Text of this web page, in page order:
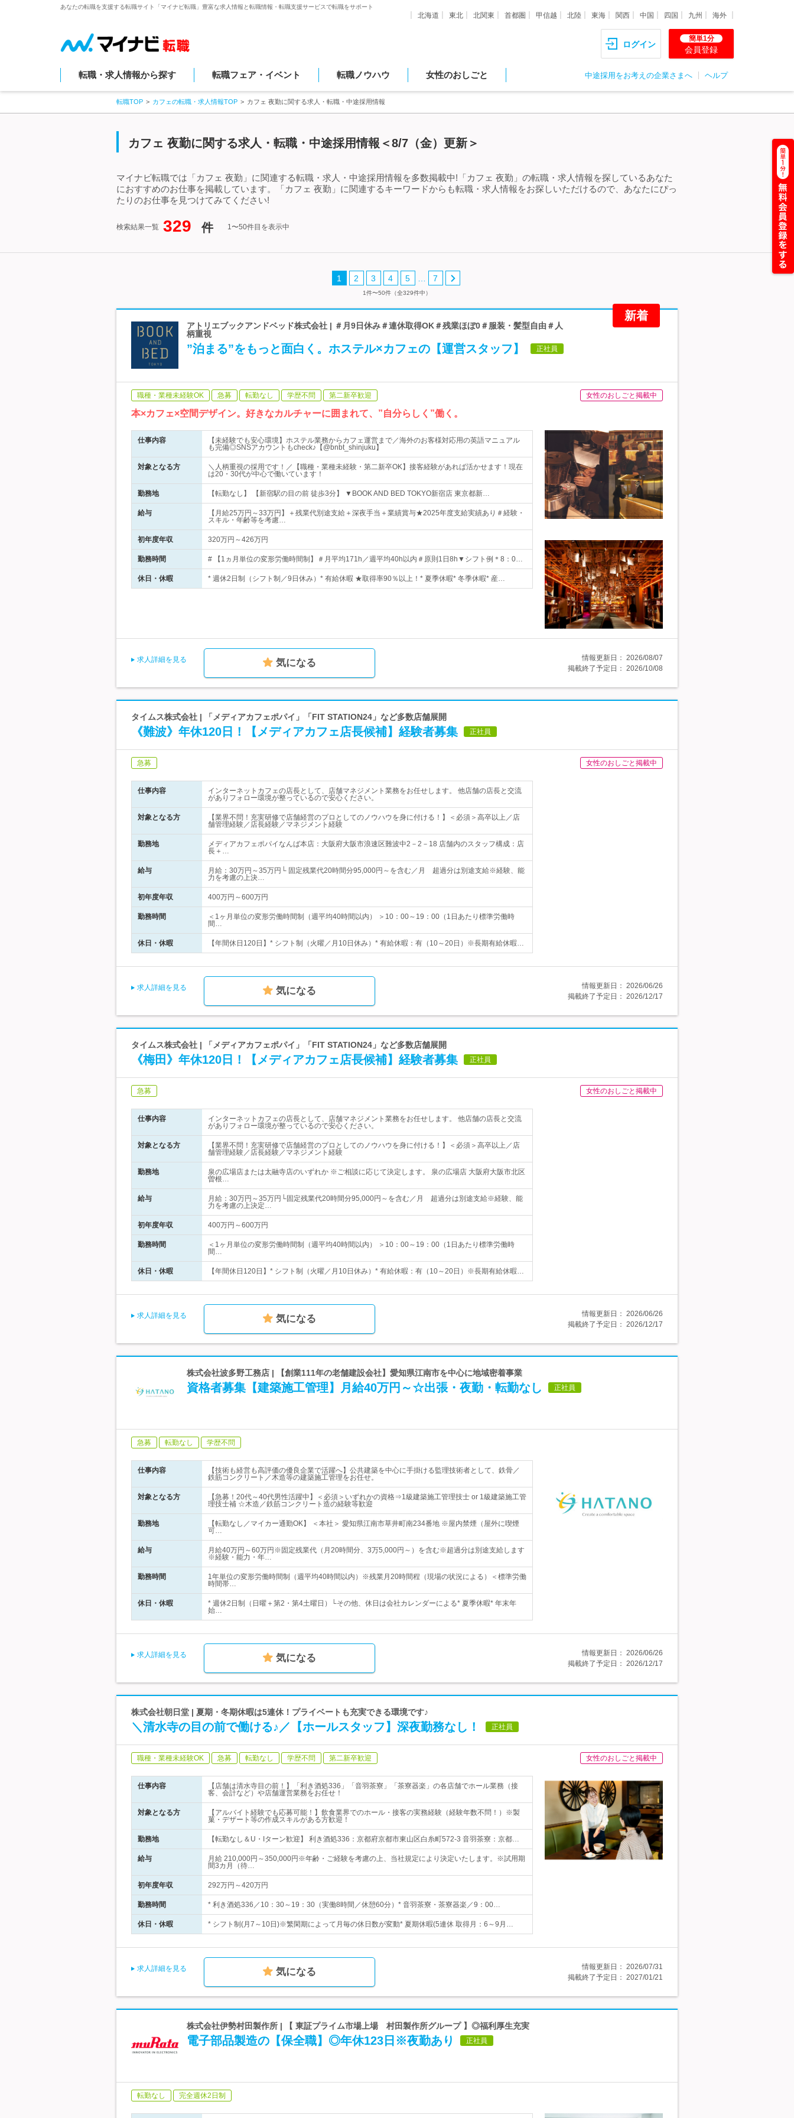
あなたの転職を支援する転職サイト「マイナビ転職」豊富な求人情報と転職情報・転職支援サービスで転職をサポート
北海道 東北 北関東 首都圏 甲信越 北陸 東海 関西 中国 四国 九州 海外
ログイン
簡単1分
会員登録
転職・求人情報から探す 転職フェア・イベント 転職ノウハウ 女性のおしごと 中途採用をお考えの企業さまへ ヘルプ
転職TOP カフェの転職・求人情報TOP カフェ 夜勤に関する求人・転職・中途採用情報
カフェ 夜勤に関する求人・転職・中途採用情報＜8/7（金）更新＞
マイナビ転職では「カフェ 夜勤」に関連する転職・求人・中途採用情報を多数掲載中!「カフェ 夜勤」の転職・求人情報を探しているあなた
におすすめのお仕事を掲載しています。「カフェ 夜勤」に関連するキーワードからも転職・求人情報をお探しいただけるので、あなたにぴっ
たりのお仕事を見つけてみてください!
検索結果一覧 329 件 1〜50件目を表示中
1 2 3 4 5 7
1件〜50件（全329件中）
新着
アトリエブックアンドベッド株式会社 | ＃月9日休み＃連休取得OK＃残業ほぼ0＃服装・髪型自由＃人
柄重視
”泊まる”をもっと面白く。ホステル×カフェの【運営スタッフ】 正社員
職種・業種未経験OK 急募 転勤なし 学歴不問 第二新卒歓迎 女性のおしごと掲載中
本×カフェ×空間デザイン。好きなカルチャーに囲まれて、”自分らしく”働く。
仕事内容
【未経験でも安心環境】ホステル業務からカフェ運営まで／海外のお客様対応用の英語マニュアル
も完備◎SNSアカウントもcheck♪【@bnbt_shinjuku】
対象となる方
＼人柄重視の採用です！／【職種・業種未経験・第二新卒OK】接客経験があれば活かせます！現在
は20・30代が中心で働いています！
勤務地 【転勤なし】 【新宿駅の目の前 徒歩3分】 ▼BOOK AND BED TOKYO新宿店 東京都新…
給与
【月給25万円～33万円】＋残業代別途支給＋深夜手当＋業績賞与★2025年度支給実績あり＃経験・
スキル・年齢等を考慮…
初年度年収 320万円～426万円
勤務時間 # 【1ヵ月単位の変形労働時間制】＃月平均171h／週平均40h以内＃原則1日8h▼シフト例＊8：0…
休日・休暇 * 週休2日制（シフト制／9日休み）* 有給休暇 ★取得率90％以上！* 夏季休暇* 冬季休暇* 産…
求人詳細を見る 気になる 情報更新日： 2026/08/07
掲載終了予定日： 2026/10/08
タイムス株式会社 | 「メディアカフェポパイ」「FIT STATION24」など多数店舗展開
《難波》年休120日！【メディアカフェ店長候補】経験者募集 正社員
急募 女性のおしごと掲載中
仕事内容
インターネットカフェの店長として、店舗マネジメント業務をお任せします。 他店舗の店長と交流
がありフォロー環境が整っているので安心ください。
対象となる方
【業界不問！充実研修で店舗経営のプロとしてのノウハウを身に付ける！】＜必須＞高卒以上／店
舗管理経験／店長経験／マネジメント経験
勤務地
メディアカフェポパイなんば本店：大阪府大阪市浪速区難波中2－2－18 店舗内のスタッフ構成：店
長＋…
給与
月給：30万円～35万円└ 固定残業代20時間分95,000円～を含む／月 超過分は別途支給※経験、能
力を考慮の上決…
初年度年収 400万円～600万円
勤務時間
＜1ヶ月単位の変形労働時間制（週平均40時間以内） ＞10：00～19：00（1日あたり標準労働時
間…
休日・休暇 【年間休日120日】* シフト制（火曜／月10日休み）* 有給休暇：有（10～20日）※長期有給休暇…
求人詳細を見る 気になる 情報更新日： 2026/06/26
掲載終了予定日： 2026/12/17
タイムス株式会社 | 「メディアカフェポパイ」「FIT STATION24」など多数店舗展開
《梅田》年休120日！【メディアカフェ店長候補】経験者募集 正社員
急募 女性のおしごと掲載中
仕事内容
インターネットカフェの店長として、店舗マネジメント業務をお任せします。 他店舗の店長と交流
がありフォロー環境が整っているので安心ください。
対象となる方
【業界不問！充実研修で店舗経営のプロとしてのノウハウを身に付ける！】＜必須＞高卒以上／店
舗管理経験／店長経験／マネジメント経験
勤務地
泉の広場店または太融寺店のいずれか ※ご相談に応じて決定します。 泉の広場店 大阪府大阪市北区
曽根…
給与
月給：30万円～35万円└固定残業代20時間分95,000円～を含む／月 超過分は別途支給※経験、能
力を考慮の上決定…
初年度年収 400万円～600万円
勤務時間
＜1ヶ月単位の変形労働時間制（週平均40時間以内） ＞10：00～19：00（1日あたり標準労働時
間…
休日・休暇 【年間休日120日】* シフト制（火曜／月10日休み）* 有給休暇：有（10～20日）※長期有給休暇…
求人詳細を見る 気になる 情報更新日： 2026/06/26
掲載終了予定日： 2026/12/17
株式会社波多野工務店 | 【創業111年の老舗建設会社】愛知県江南市を中心に地域密着事業
資格者募集【建築施工管理】月給40万円～☆出張・夜勤・転勤なし 正社員
急募 転勤なし 学歴不問
仕事内容
【技術も経営も高評価の優良企業で活躍へ】公共建築を中心に手掛ける監理技術者として、鉄骨／
鉄筋コンクリート／木造等の建築施工管理をお任せ。
対象となる方
【急募！20代～40代男性活躍中】＜必須＞いずれかの資格⇒1級建築施工管理技士 or 1級建築施工管
理技士補 ☆木造／鉄筋コンクリート造の経験等歓迎
勤務地
【転勤なし／マイカー通勤OK】 ＜本社＞ 愛知県江南市草井町南234番地 ※屋内禁煙（屋外に喫煙
可…
給与
月給40万円～60万円※固定残業代（月20時間分、3万5,000円～）を含む※超過分は別途支給します
※経験・能力・年…
勤務時間
1年単位の変形労働時間制（週平均40時間以内）※残業月20時間程（現場の状況による）＜標準労働
時間帯…
休日・休暇
* 週休2日制（日曜＋第2・第4土曜日）└その他、休日は会社カレンダーによる* 夏季休暇* 年末年
始…
求人詳細を見る 気になる 情報更新日： 2026/06/26
掲載終了予定日： 2026/12/17
株式会社朝日堂 | 夏期・冬期休暇は5連休！プライベートも充実できる環境です♪
＼清水寺の目の前で働ける♪／【ホールスタッフ】深夜勤務なし！ 正社員
職種・業種未経験OK 急募 転勤なし 学歴不問 第二新卒歓迎 女性のおしごと掲載中
仕事内容
【店舗は清水寺目の前！】「利き酒処336」「音羽茶寮」「茶寮器楽」の各店舗でホール業務（接
客、会計など）や店舗運営業務をお任せ！
対象となる方
【アルバイト経験でも応募可能！】飲食業界でのホール・接客の実務経験（経験年数不問！）※製
菓・デザート等の作成スキルがある方歓迎！
勤務地 【転勤なし＆U・Iターン歓迎】 利き酒処336：京都府京都市東山区白糸町572-3 音羽茶寮：京都…
給与
月給 210,000円～350,000円※年齢・ご経験を考慮の上、当社規定により決定いたします。※試用期
間3カ月（待…
初年度年収 292万円～420万円
勤務時間 * 利き酒処336／10：30～19：30（実働8時間／休憩60分）* 音羽茶寮・茶寮器楽／9：00…
休日・休暇 * シフト制(月7～10日)※繁閑期によって月毎の休日数が変動* 夏期休暇(5連休 取得月：6～9月…
求人詳細を見る 気になる 情報更新日： 2026/07/31
掲載終了予定日： 2027/01/21
株式会社伊勢村田製作所 | 【 東証プライム市場上場 村田製作所グループ 】◎福利厚生充実
電子部品製造の【保全職】◎年休123日※夜勤あり 正社員
転勤なし 完全週休2日制